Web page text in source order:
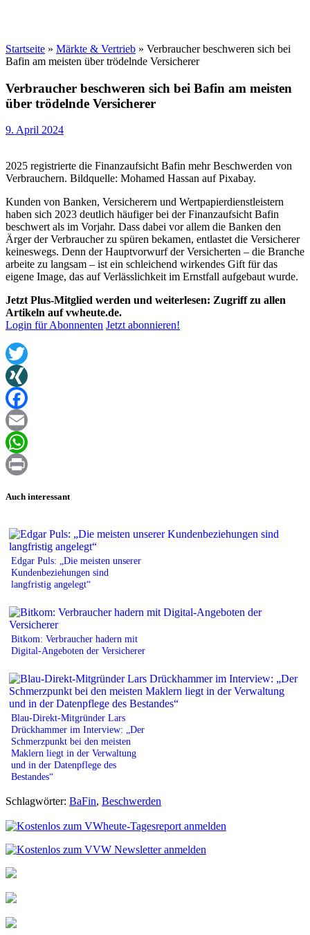
Startseite » Märkte & Vertrieb » Verbraucher beschweren sich bei
Bafin am meisten über trödelnde Versicherer
Verbraucher beschweren sich bei Bafin am meisten
über trödelnde Versicherer
9. April 2024
2025 registrierte die Finanzaufsicht Bafin mehr Beschwerden von
Verbrauchern. Bildquelle: Mohamed Hassan auf Pixabay.
Kunden von Banken, Versicherern und Wertpapierdienstleistern
haben sich 2023 deutlich häufiger bei der Finanzaufsicht Bafin
beschwert als im Vorjahr. Dass dabei vor allem die Banken den
Ärger der Verbraucher zu spüren bekamen, entlastet die Versicherer
keineswegs. Denn der Hauptvorwurf der Versicherten – die Branche
arbeite zu langsam – ist ein schleichend wirkendes Gift für das
eigene Image, das auf Verlässlichkeit im Ernstfall aufgebaut wurde.
Jetzt Plus-Mitglied werden und weiterlesen: Zugriff zu allen
Artikeln auf vwheute.de.
Login für Abonnenten Jetzt abonnieren!
Twitter
XING
Facebook
Email
WhatsApp
Auch interessant
Edgar Puls: „Die meisten unserer
Kundenbeziehungen sind
langfristig angelegt“
Bitkom: Verbraucher hadern mit
Digital-Angeboten der Versicherer
Blau-Direkt-Mitgründer Lars
Drückhammer im Interview: „Der
Schmerzpunkt bei den meisten
Maklern liegt in der Verwaltung
und in der Datenpflege des
Bestandes“
Schlagwörter: BaFin, Beschwerden